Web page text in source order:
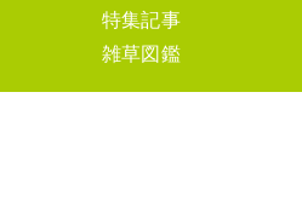
特集記事
雑草図鑑